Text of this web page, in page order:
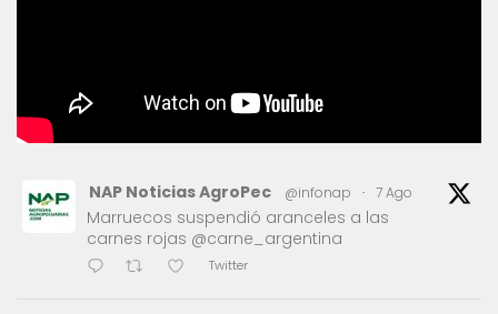
NAP Noticias AgroPec @infonap · 7 Ago
Marruecos suspendió aranceles a las
carnes rojas @carne_argentina
Twitter